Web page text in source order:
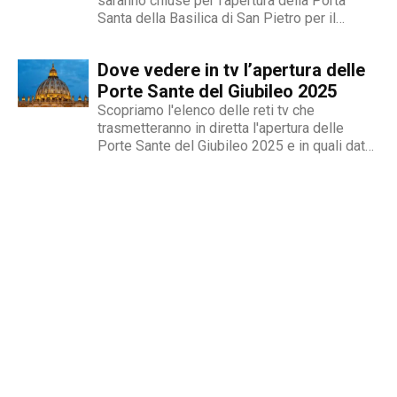
Santa della Basilica di San Pietro per il
Dove vedere in tv l’apertura delle
Porte Sante del Giubileo 2025
Scopriamo l'elenco delle reti tv che
trasmetteranno in diretta l'apertura delle
Porte Sante del Giubileo 2025 e in quali date